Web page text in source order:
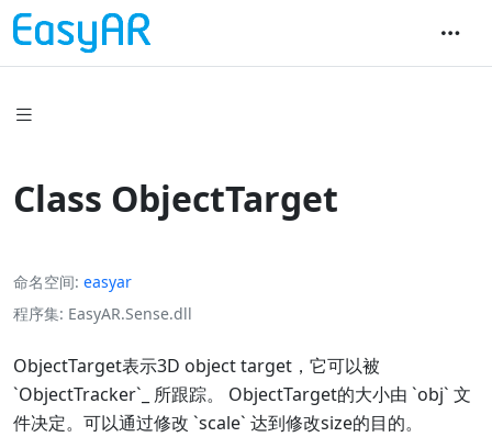
Class ObjectTarget
命名空间 easyar
程序集 EasyAR.Sense.dll
ObjectTarget表示3D object target，它可以被
`ObjectTracker`_ 所跟踪。 ObjectTarget的大小由 `obj` 文
件决定。可以通过修改 `scale` 达到修改size的目的。